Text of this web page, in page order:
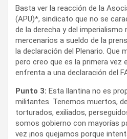
Basta ver la reacción de la
(APU)*, sindicato que no se
de la derecha y del
mercenarios a sueldo de la
la declaración del Plenario. Que
pero creo que es la primera vez
enfrenta a una declaración del
Punto 3: Esta llantina no es
militantes. Tenemos muertos,
torturados, exiliados,
somos gobierno con mayorías
vez ¡nos quejamos porque